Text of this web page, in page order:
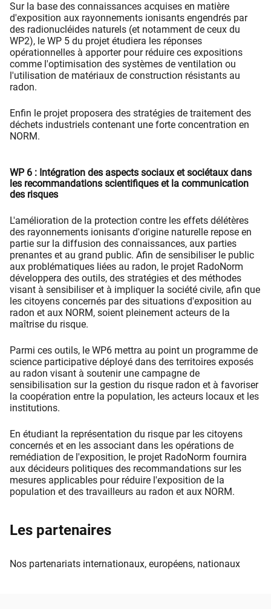
Sur la base des connaissances acquises en matière
d'exposition aux rayonnements ionisants engendrés par
des radionucléides naturels (et notamment de ceux du
WP2), le WP 5 du projet étudiera les réponses
opérationnelles à apporter pour réduire ces expositions
comme l'optimisation des systèmes de ventilation ou
l'utilisation de matériaux de construction résistants au
radon.
Enfin le projet proposera des stratégies de traitement des
déchets industriels contenant une forte concentration en
NORM.
WP 6 : Intégration des aspects sociaux et sociétaux dans
les recommandations scientifiques et la communication
des risques
L'amélioration de la protection contre les effets délétères
des rayonnements ionisants d'origine naturelle repose en
partie sur la diffusion des connaissances, aux parties
prenantes et au grand public. Afin de sensibiliser le public
aux problématiques liées au radon, le projet RadoNorm
développera des outils, des stratégies et des méthodes
visant à sensibiliser et à impliquer la société civile, afin que
les citoyens concernés par des situations d'exposition au
radon et aux NORM, soient pleinement acteurs de la
maîtrise du risque.
Parmi ces outils, le WP6 mettra au point un programme de
science participative déployé dans des territoires exposés
au radon visant à soutenir une campagne de
sensibilisation sur la gestion du risque radon et à favoriser
la coopération entre la population, les acteurs locaux et les
institutions.
En étudiant la représentation du risque par les citoyens
concernés et en les associant dans les opérations de
remédiation de l'exposition, le projet RadoNorm fournira
aux décideurs politiques des recommandations sur les
mesures applicables pour réduire l'exposition de la
population et des travailleurs au radon et aux NORM.
Les partenaires
Nos partenariats internationaux, européens, nationaux